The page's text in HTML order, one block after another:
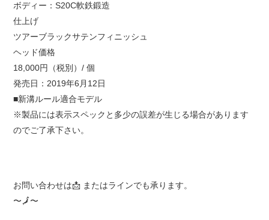
ボディー：S20C軟鉄鍛造
仕上げ
ツアーブラックサテンフィニッシュ
ヘッド価格
18,000円（税別）/ 個
発売日：2019年6月12日
■新溝ルール適合モデル
※製品には表示スペックと多少の誤差が生じる場合があります
のでご了承下さい。
お問い合わせは📩 またはラインでも承ります。
〜 🗾〜